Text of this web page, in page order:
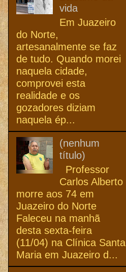
vida
Em Juazeiro
do Norte,
artesanalmente se faz
de tudo. Quando morei
naquela cidade,
comprovei esta
realidade e os
gozadores diziam
naquela ép...
(nenhum
título)
Professor
Carlos Alberto
morre aos 74 em
Juazeiro do Norte
Faleceu na manhã
desta sexta-feira
(11/04) na Clínica Santa
Maria em Juazeiro d...